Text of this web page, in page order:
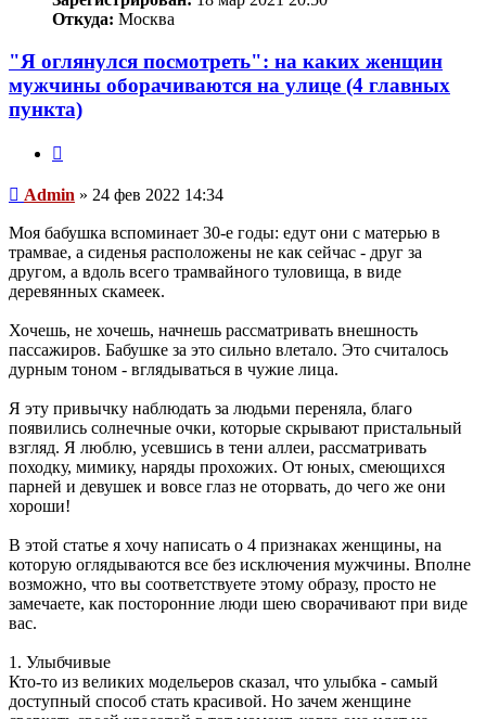
Откуда: Москва
"Я оглянулся посмотреть": на каких женщин
мужчины оборачиваются на улице (4 главных
пункта)
Сообщение
Admin » 24 фев 2022 14:34
Моя бабушка вспоминает 30-е годы: едут они с матерью в
трамвае, а сиденья расположены не как сейчас - друг за
другом, а вдоль всего трамвайного туловища, в виде
деревянных скамеек.
Хочешь, не хочешь, начнешь рассматривать внешность
пассажиров. Бабушке за это сильно влетало. Это считалось
дурным тоном - вглядываться в чужие лица.
Я эту привычку наблюдать за людьми переняла, благо
появились солнечные очки, которые скрывают пристальный
взгляд. Я люблю, усевшись в тени аллеи, рассматривать
походку, мимику, наряды прохожих. От юных, смеющихся
парней и девушек и вовсе глаз не оторвать, до чего же они
хороши!
В этой статье я хочу написать о 4 признаках женщины, на
которую оглядываются все без исключения мужчины. Вполне
возможно, что вы соответствуете этому образу, просто не
замечаете, как посторонние люди шею сворачивают при виде
вас.
1. Улыбчивые
Кто-то из великих модельеров сказал, что улыбка - самый
доступный способ стать красивой. Но зачем женщине